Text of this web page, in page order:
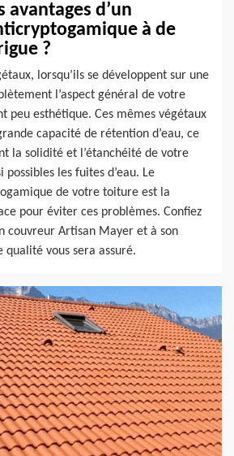
avantages d’un
à de
?
lorsqu’ils se développent sur une
l’aspect général de votre
peu esthétique. Ces mêmes végétaux
capacité de rétention d’eau, ce
la solidité et l’étanchéité de votre
les fuites d’eau. Le
de votre toiture est la
pour éviter ces problèmes. Confiez
couvreur Artisan Mayer et à son
vous sera assuré.